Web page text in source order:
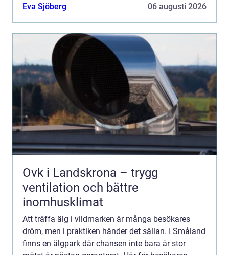
komma nära djuren, lära sig mer om svensk natur
Eva Sjöberg 06 augusti 2026
Ovk i Landskrona – trygg
ventilation och bättre
inomhusklimat
Att träffa älg i vildmarken är många besökares
dröm, men i praktiken händer det sällan. I Småland
finns en älgpark där chansen inte bara är stor